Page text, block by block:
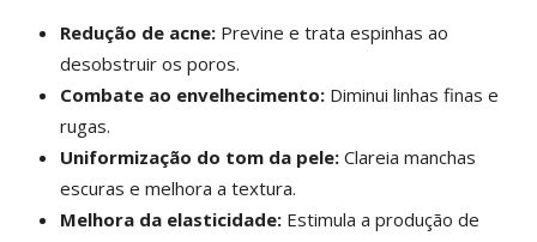
Redução de acne: Previne e trata espinhas ao
desobstruir os poros.
Combate ao envelhecimento: Diminui linhas finas e
rugas.
Uniformização do tom da pele: Clareia manchas
escuras e melhora a textura.
Melhora da elasticidade: Estimula a produção de